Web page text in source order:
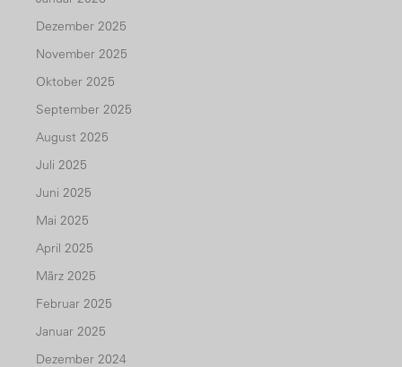
Dezember 2025
November 2025
Oktober 2025
September 2025
August 2025
Juli 2025
Juni 2025
Mai 2025
April 2025
März 2025
Februar 2025
Januar 2025
Dezember 2024